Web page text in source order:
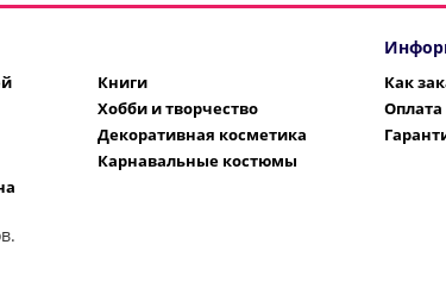
Книги
Хобби и творчество
Декоративная косметика
Карнавальные костюмы
Как
Оплата